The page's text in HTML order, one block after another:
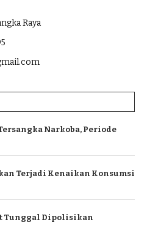
Raya
Narkoba, Periode
Terjadi Kenaikan Konsumsi
Tunggal Dipolisikan